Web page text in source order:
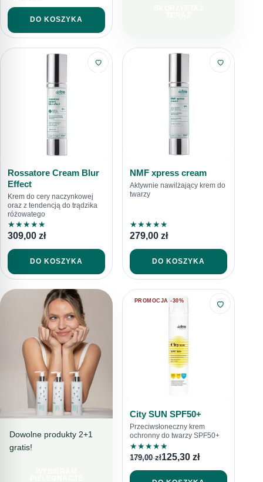
DO KOSZYKA
Rossatore Cream Blur
Effect
Krem do cery naczynkowej
oraz z tendencją do trądzika
różowatego
★★★★★
309,00 zł
DO KOSZYKA
NMF xpress cream
Aktywnie nawilżający krem do
twarzy
★★★★★
279,00 zł
DO KOSZYKA
PIELĘGNACJA
Dowolne produkty 2+1
gratis!
PROMOCJA -30%
City SUN SPF50+
Przeciwsłoneczny krem
ochronny do twarzy SPF50+
★★★★★
179,00zł125,30 zł